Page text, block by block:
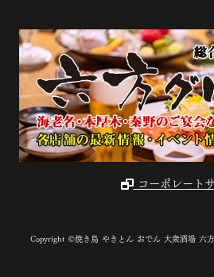
コーポレート
Copyright ©焼き鳥 やきとん おでん 大衆酒場 六